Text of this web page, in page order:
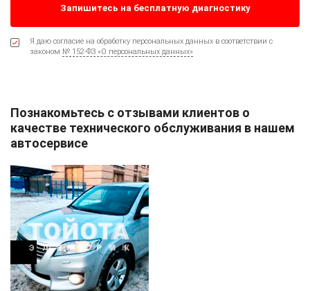
Я даю согласие на обработку персональных данных в соответствии с
законом № 152-ФЗ «О персональных данных»
Познакомьтесь с отзывами клиентов о
качестве технического обслуживания в нашем
автосервисе